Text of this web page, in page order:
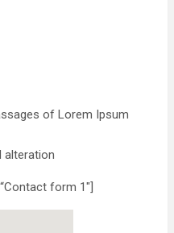
of Lorem Ipsum
alteration
form 1″]